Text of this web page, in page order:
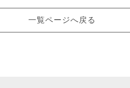
一覧ページへ戻る